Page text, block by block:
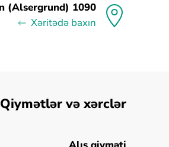
1090 Wien (Alsergrund)
Xəritədə baxın
Qiymətlər və xərclər